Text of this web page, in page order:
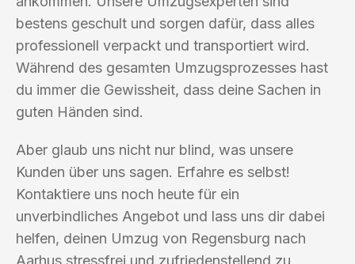
bestens geschult und sorgen dafür, dass alles
professionell verpackt und transportiert wird.
Während des gesamten Umzugsprozesses hast
du immer die Gewissheit, dass deine Sachen in
guten Händen sind.
Aber glaub uns nicht nur blind, was unsere
Kunden über uns sagen. Erfahre es selbst!
Kontaktiere uns noch heute für ein
unverbindliches Angebot und lass uns dir dabei
helfen, deinen Umzug von Regensburg nach
Aarhus stressfrei und zufriedenstellend zu